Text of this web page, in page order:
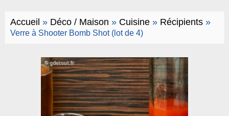
Accueil » Déco / Maison » Cuisine» Récipients»
Verre à Shooter Bomb Shot (lot de 4)